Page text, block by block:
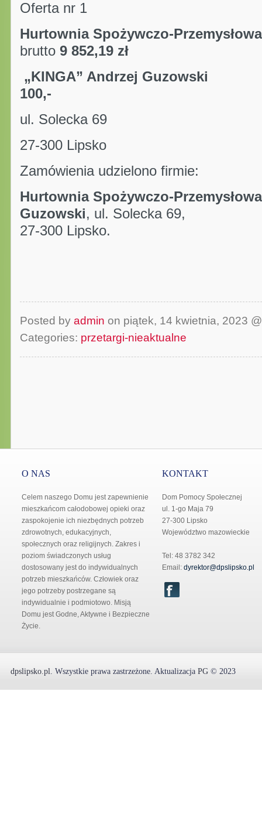
Oferta nr 1
Hurtownia Spożywczo-
brutto 9 852,19 zł
„KINGA” Andrzej
100,-
ul.
27-300 Lipsko
Zamówienia udzielono firmie:
Hurtownia Spożywczo-
Guzowski, ul. Solecka 69,
27-300 Lipsko.
Posted by admin on piątek, 14 kwietnia, 2023
Categories: przetargi-nieaktualne
O NAS
Celem naszego Domu jest zapewnienie
mieszkańcom całodobowej opieki oraz
zaspokojenie ich niezbędnych potrzeb
zdrowotnych, edukacyjnych,
społecznych oraz religijnych. Zakres i
poziom świadczonych usług
dostosowany jest do indywidualnych
potrzeb mieszkańców. Człowiek oraz
jego potrzeby postrzegane są
indywidualnie i podmiotowo. Misją
Domu jest Godne, Aktywne i Bezpieczne
Życie.
KONTAKT
Dom Pomocy Społecznej
ul. 1-go Maja 79
27-300 Lipsko
Województwo mazowieckie
Tel: 48 3782 342
Email: dyrektor@dpslipsko.pl
dpslipsko.pl. Wszystkie prawa zastrzeżone. Aktualizacja PG © 2023